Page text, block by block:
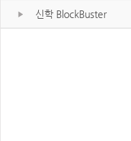
신학 BlockBuster